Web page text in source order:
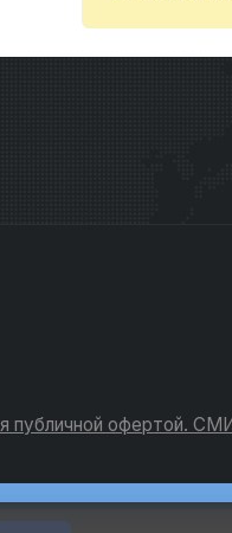
публичной офертой.